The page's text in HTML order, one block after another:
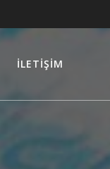
İLETIŞIM